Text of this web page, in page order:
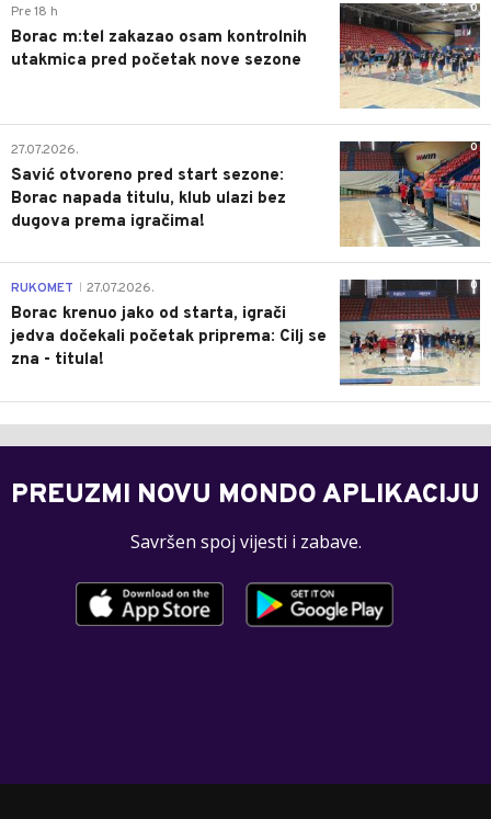
0
Pre 18 h
Borac m:tel zakazao osam kontrolnih
utakmica pred početak nove sezone
0
27.07.2026.
Savić otvoreno pred start sezone:
Borac napada titulu, klub ulazi bez
dugova prema igračima!
0
RUKOMET 27.07.2026.
Borac krenuo jako od starta, igrači
jedva dočekali početak priprema: Cilj se
zna - titula!
PREUZMI NOVU MONDO APLIKACIJU
Savršen spoj vijesti i zabave.